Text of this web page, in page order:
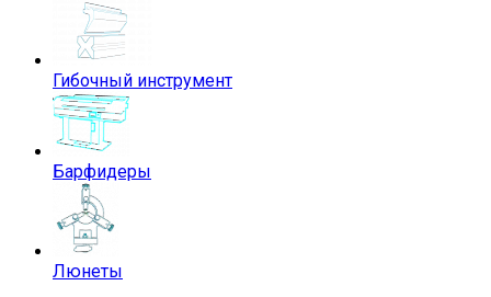
Гибочный инструмент
Барфидеры
Люнеты